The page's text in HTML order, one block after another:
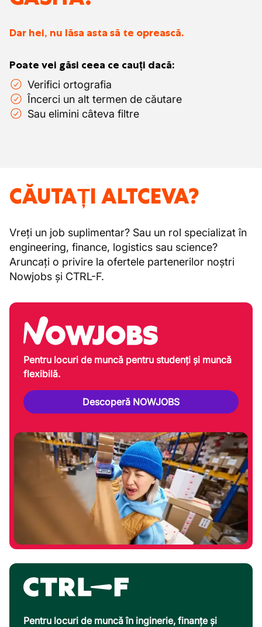
Dar hei, nu lăsa asta să te oprească.
Poate vei găsi ceea ce cauți dacă:
Verifici ortografia
Încerci un alt termen de căutare
Sau elimini câteva filtre
CĂUTAȚI ALTCEVA?
Vreți un job suplimentar? Sau un rol specializat în
engineering, finance, logistics sau science?
Aruncați o privire la ofertele partenerilor noștri
Nowjobs și CTRL-F.
Pentru locuri de muncă pentru studenți și muncă
flexibilă.
Descoperă NOWJOBS
Pentru locuri de muncă în inginerie, finanțe și